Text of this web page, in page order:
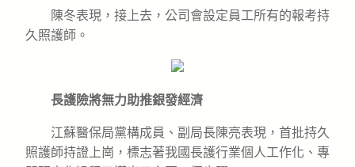
陳冬表現，接上去，公司會設定員工所有的報考持
久照護師。
長護險將無力助推銀發經濟
江蘇醫保局黨構成員、副局長陳亮表現，首批持久
照護師持證上崗，標志著我國長護行業個人工作化、專